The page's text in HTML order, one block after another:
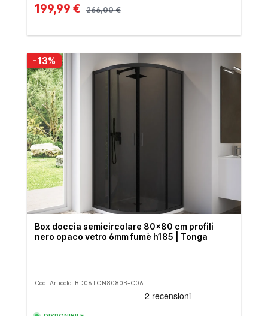
199,99 € 266,00 €
-13%
Box doccia semicircolare 80x80 cm profili
nero opaco vetro 6mm fumè h185 | Tonga
Cod. Articolo: BD06TON8080B-C06